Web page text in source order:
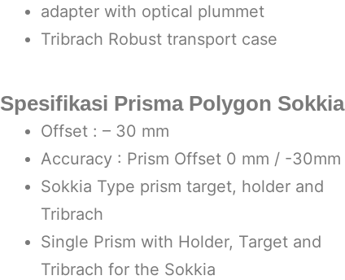
adapter with optical plummet
Tribrach Robust transport case
Spesifikasi Prisma Polygon Sokkia
Offset : – 30 mm
Accuracy : Prism Offset 0 mm / -30mm
Sokkia Type prism target, holder and
Tribrach
Single Prism with Holder, Target and
Tribrach for the Sokkia